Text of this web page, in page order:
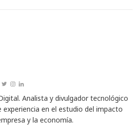
Analista y divulgador tecnológico
experiencia en el estudio del impacto
y la economía.